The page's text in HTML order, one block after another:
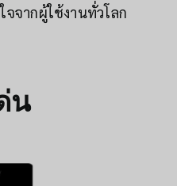
จจากผู้ใช้งานทั่วโลก
น